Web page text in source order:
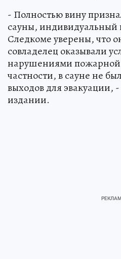
- Полностью вину
сауны,
Следкоме уверены, что
совладелец оказывали
нарушениями пожарной
частности, в сауне не
выходов для эвакуации,
издании.